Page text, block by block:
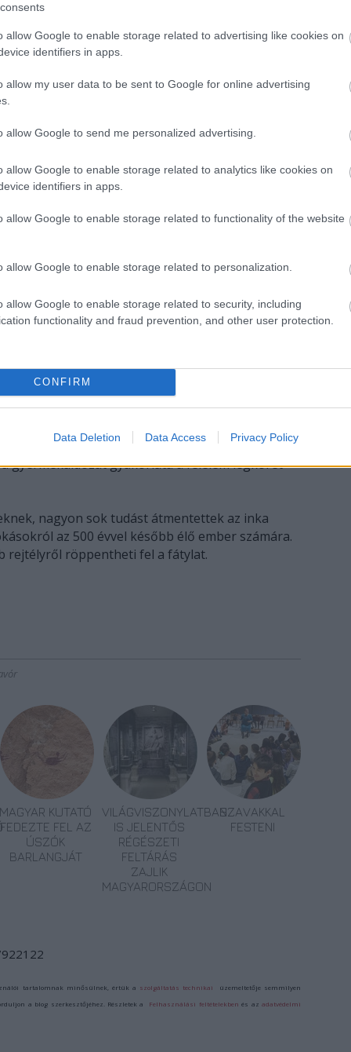
allow Google to enable storage related to advertising like cookies on
identifiers in apps.
allow my user data to be sent to Google for online advertising
allow Google to send me personalized advertising.
allow Google to enable storage related to analytics like cookies on
identifiers in apps.
allow Google to enable storage related to functionality of the website
allow Google to enable storage related to personalization.
allow Google to enable storage related to security, including
functionality and fraud prevention, and other user protection.
CONFIRM
Data Deletion Data Access Privacy Policy
az elfogyasztott kokain és alkohol
gyakran rágcsál kokaleveleket az
a magasság okozta megterheléseket.
egy kokalevelet a szájában. A drog
a nagyobb leánynál 21 hónapig, a fiatalabbaknál
fogyasztott kokaint, addig Doncella csak utolsó
belőle, de a legtöbbet halála előtt hat
élete utolsó heteiben volt jelentős, talán így
Nyugodt testtartásban, békésen, vállára
különböző tárgyakkal az ölében. Az utoljára
stresszt, amikor meghalt. Nem lehet tudni,
megadta magát a fagyos időnek, s kicsivel a
temették el. Vele ellentétben a „Llullaillaco-fiú"
utalhat, hogy őt megfojtották, ami megszokott
nem kapott annyi törődést, mint Doncella, de
Doncellát papnők vették magukhoz, és
mielőtt feláldozták volna. Arra is
birodalomnak e rítusa a társadalmi kontroll egyik
nagy tisztességnek számított, ha gyermeküket
gyermekáldozat gyakorlata a félelem légkörét
nagyon sok tudást átmentettek az inka
az 500 évvel később élő ember számára.
rejtélyről röppentheti fel a fátylat.
MAGYAR KUTATÓ
FEDEZTE FEL AZ
ÚSZÓK
BARLANGJÁT
VILÁGVISZONYLATBAN
IS JELENTŐS
RÉGÉSZETI
FELTÁRÁS
ZAJLIK
MAGYARORSZÁGON
SZAVAKKAL
FESTENI
tartalomnak minősülnek, értük a szolgáltatás technikai üzemeltetője semmilyen
a blog szerkesztőjéhez. Részletek a Felhasználási feltételekben és azadatvédelmi